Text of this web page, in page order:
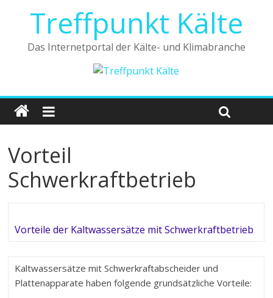
Treffpunkt Kälte
Das Internetportal der Kälte- und Klimabranche
Vorteil
Schwerkraftbetrieb
Vorteile der Kaltwassersätze mit Schwerkraftbetrieb
Kaltwassersätze mit Schwerkraftabscheider und
Plattenapparate haben folgende grundsätzliche Vorteile: